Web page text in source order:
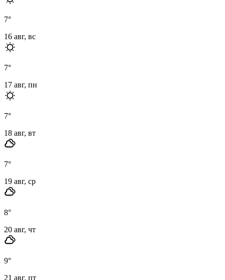
7°
16 авг, вс
7°
17 авг, пн
7°
18 авг, вт
7°
19 авг, ср
8°
20 авг, чт
9°
21 авг, пт